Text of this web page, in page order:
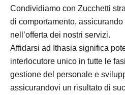
Condividiamo con Zucchetti
di comportamento,
nell’offerta dei nostri servizi.
Affidarsi ad Ithasia significa
interlocutore unico in tutte le
gestione del personale e
assicurandovi un risultato di